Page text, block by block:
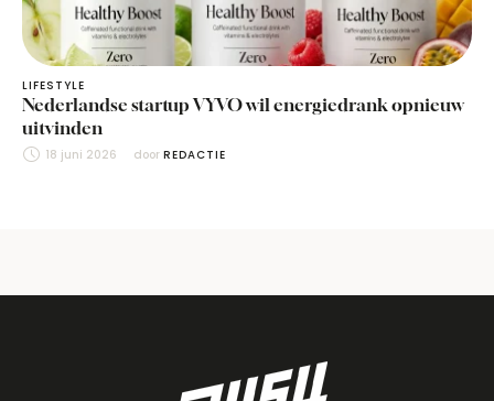
LIFESTYLE
Nederlandse startup VYVO wil energiedrank opnieuw
uitvinden
18 juni 2026 door REDACTIE